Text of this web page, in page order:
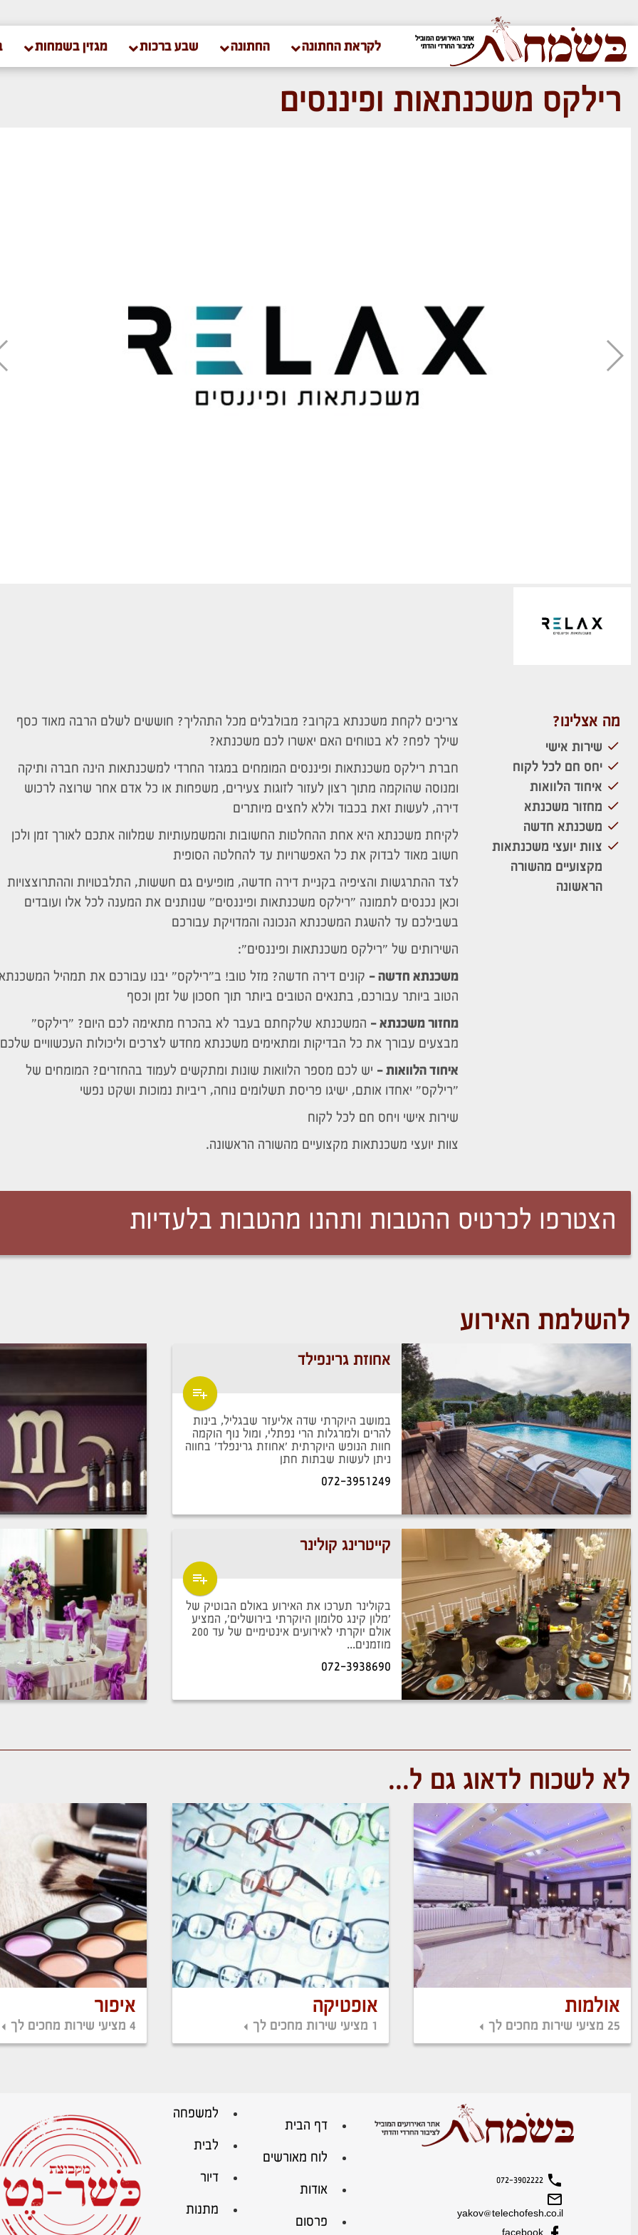
אתר האירועים המוביל
לציבור החרדי והדתי
לקראת החתונה החתונה שבע ברכות מגזין בשמחות
רילקס משכנתאות ופיננסים
מה אצלינו?
שירות אישי
יחס חם לכל לקוח
איחוד הלוואות
מחזור משכנתא
משכנתא חדשה
צוות יועצי משכנתאות
מקצועיים מהשורה
הראשונה
צריכים לקחת משכנתא בקרוב? מבולבלים מכל התהליך? חוששים לשלם הרבה מאוד כסף
שילך לפח? לא בטוחים האם יאשרו לכם משכנתא?
חברת רילקס משכנתאות ופיננסים המומחים במגזר החרדי למשכנתאות הינה חברה ותיקה
ומנוסה שהוקמה מתוך רצון לעזור לזוגות צעירים, משפחות או כל אדם אחר שרוצה לרכוש
דירה, לעשות זאת בכבוד וללא לחצים מיותרים
לקיחת משכנתא היא אחת ההחלטות החשובות והמשמעותיות שמלווה אתכם לאורך זמן ולכן
חשוב מאוד לבדוק את כל האפשרויות עד להחלטה הסופית
לצד ההתרגשות והציפיה בקניית דירה חדשה, מופיעים גם חששות, התלבטויות וההתרוצצויות
וכאן נכנסים לתמונה "רילקס משכנתאות ופיננסים" שנותנים את המענה לכל אלו ועובדים
בשבילכם עד להשגת המשכנתא הנכונה והמדויקת עבורכם
השירותים של "רילקס משכנתאות ופיננסים":
משכנתא חדשה – קונים דירה חדשה? מזל טוב! ב"רילקס" יבנו עבורכם את תמהיל
הטוב ביותר עבורכם, בתנאים הטובים ביותר תוך חסכון של זמן וכסף
מחזור משכנתא – המשכנתא שלקחתם בעבר לא בהכרח מתאימה לכם היום? "רילקס"
מבצעים עבורך את כל הבדיקות ומתאימים משכנתא מחדש לצרכים וליכולות העכשוויים שלכם
איחוד הלוואות – יש לכם מספר הלוואות שונות ומתקשים לעמוד בהחזרים? המומחים של
"רילקס" יאחדו אותם, ישיגו פריסת תשלומים נוחה, ריביות נמוכות ושקט נפשי
שירות אישי ויחס חם לכל לקוח
צוות יועצי משכנתאות מקצועיים מהשורה הראשונה.
הצטרפו לכרטיס ההטבות ותהנו מהטבות בלעדיות
להשלמת האירוע
אחוזת גרינפילד
במושב היוקרתי שדה אליעזר שבגליל, בינות
להרים ולמרגלות הרי נפתלי, ומול נוף הוקמה
חוות הנופש היוקרתית 'אחוזת גרינפלד' בחווה
ניתן לעשות שבתות חתן
072-3951249
קייטרינג קולינר
בקולינר תערכו את האירוע באולם הבוטיק של
'מלון קינג סלומון היוקרתי בירושלים', המציע
אולם יוקרתי לאירועים אינטימיים של עד 200
מוזמנים...
072-3938690
לא לשכוח לדאוג גם ל...
אולמות
25 מציעי שירות מחכים לך
אופטיקה
1 מציעי שירות מחכים לך
איפור
4 מציעי שירות מחכים לך
yakov@telechofesh.co.il
דף הבית
לוח מאורשים
אודות
פרסום
למשפחה
לבית
דיור
מתנות